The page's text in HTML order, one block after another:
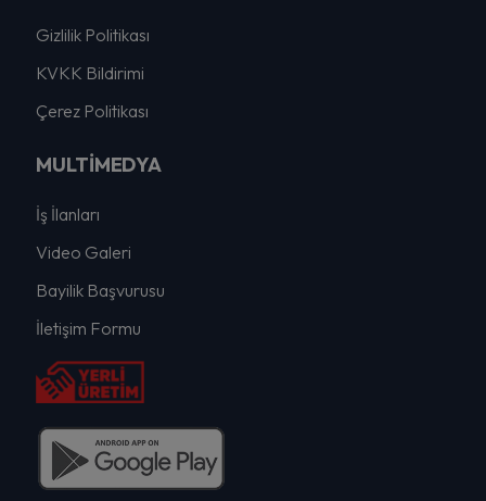
Gizlilik Politikası
KVKK Bildirimi
Çerez Politikası
MULTİMEDYA
İş İlanları
Video Galeri
Bayilik Başvurusu
İletişim Formu